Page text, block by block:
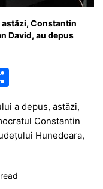
Constantin
David, au depus
ar
ta
je
z
a depus, astăzi,
Constantin
Hunedoara,